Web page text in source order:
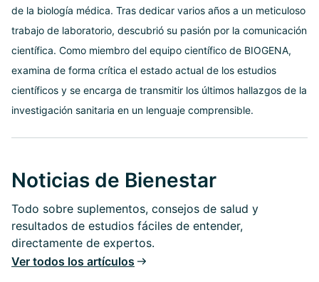
de la biología médica. Tras dedicar varios años a un meticuloso
trabajo de laboratorio, descubrió su pasión por la comunicación
científica. Como miembro del equipo científico de BIOGENA,
examina de forma crítica el estado actual de los estudios
científicos y se encarga de transmitir los últimos hallazgos de la
investigación sanitaria en un lenguaje comprensible.
Noticias de Bienestar
Todo sobre suplementos, consejos de salud y
resultados de estudios fáciles de entender,
directamente de expertos.
Ver todos los artículos